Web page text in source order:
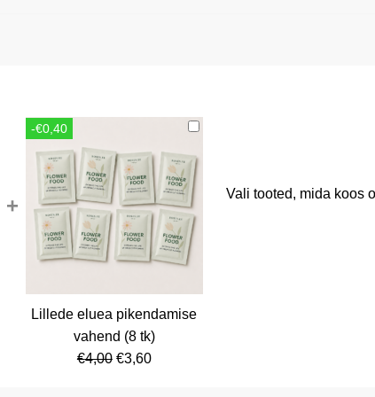
+
-€0,40
Lillede eluea pikendamise
vahend (8 tk)
€4,00 Algne
€3,60Current
Vali tooted, mida koos